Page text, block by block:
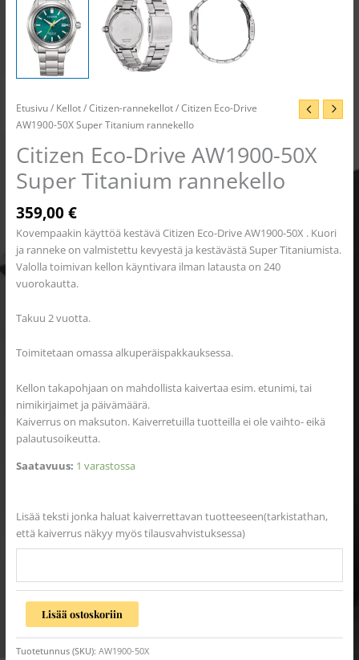
Etusivu/ Kellot/Citizen-rannekellot/ Citizen Eco-Drive
AW1900-50X Super Titanium rannekello
Citizen Eco-Drive AW1900-50X
Super Titanium rannekello
359,00€
Kovempaakin käyttöä kestävä Citizen Eco-Drive AW1900-50X . Kuori
ja ranneke on valmistettu kevyestä ja kestävästä Super Titaniumista.
Valolla toimivan kellon käyntivara ilman latausta on 240
vuorokautta.
Takuu 2 vuotta.
Toimitetaan omassa alkuperäispakkauksessa.
Kellon takapohjaan on mahdollista kaivertaa esim. etunimi, tai
nimikirjaimet ja päivämäärä.
Kaiverrus on maksuton. Kaiverretuilla tuotteilla ei ole vaihto- eikä
palautusoikeutta.
Saatavuus: 1 varastossa
Lisää teksti jonka haluat kaiverrettavan tuotteeseen(tarkistathan,
että kaiverrus näkyy myös tilausvahvistuksessa)
Lisää ostoskoriin
Tuotetunnus (SKU): AW1900-50X